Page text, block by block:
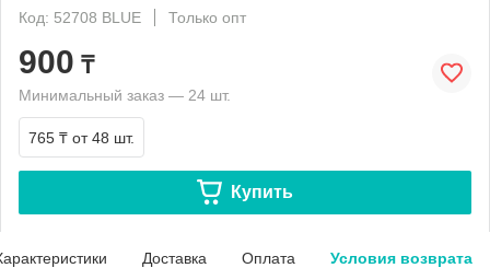
Код: 52708 BLUE
Только опт
900 ₸
Минимальный заказ — 24 шт.
765 ₸ от 48 шт.
Купить
Доставка Оплата Условия возврата